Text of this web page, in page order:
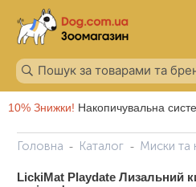
10% Знижки! Накопичувальна
Головна Каталог Миски та
LickiMat Playdate Лизальний